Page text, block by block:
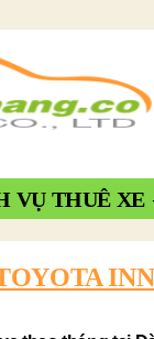
VỤ THUÊ XE